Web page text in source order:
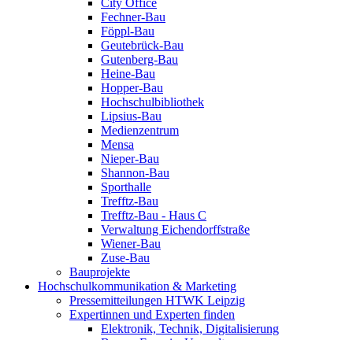
City Office
Fechner-Bau
Föppl-Bau
Geutebrück-Bau
Gutenberg-Bau
Heine-Bau
Hopper-Bau
Hochschulbibliothek
Lipsius-Bau
Medienzentrum
Mensa
Nieper-Bau
Shannon-Bau
Sporthalle
Trefftz-Bau
Trefftz-Bau - Haus C
Verwaltung Eichendorffstraße
Wiener-Bau
Zuse-Bau
Bauprojekte
Hochschulkommunikation & Marketing
Pressemitteilungen HTWK Leipzig
Expertinnen und Experten finden
Elektronik, Technik, Digitalisierung